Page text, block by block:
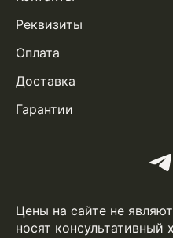
Реквизиты
Оплата
Доставка
Гарантии
Цены на сайте не
носят консультативный